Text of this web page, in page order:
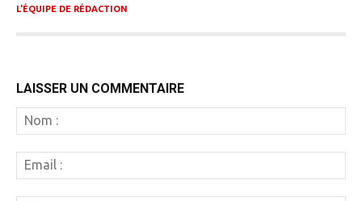
L'ÉQUIPE DE RÉDACTION
LAISSER UN COMMENTAIRE
:
: